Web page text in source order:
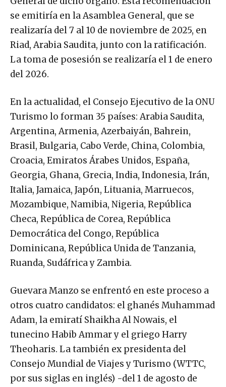
se emitiría en la Asamblea General, que se
realizaría del 7 al 10 de noviembre de 2025, en
Riad, Arabia Saudita, junto con la ratificación.
La toma de posesión se realizaría el 1 de enero
del 2026.
En la actualidad, el Consejo Ejecutivo de la ONU
Turismo lo forman 35 países: Arabia Saudita,
Argentina, Armenia, Azerbaiyán, Bahrein,
Brasil, Bulgaria, Cabo Verde, China, Colombia,
Croacia, Emiratos Árabes Unidos, España,
Georgia, Ghana, Grecia, India, Indonesia, Irán,
Italia, Jamaica, Japón, Lituania, Marruecos,
Mozambique, Namibia, Nigeria, República
Checa, República de Corea, República
Democrática del Congo, República
Dominicana, República Unida de Tanzania,
Ruanda, Sudáfrica y Zambia.
Guevara Manzo se enfrentó en este proceso a
otros cuatro candidatos: el ghanés Muhammad
Adam, la emiratí Shaikha Al Nowais, el
tunecino Habib Ammar y el griego Harry
Theoharis. La también ex presidenta del
Consejo Mundial de Viajes y Turismo (WTTC,
por sus siglas en inglés) -del 1 de agosto de